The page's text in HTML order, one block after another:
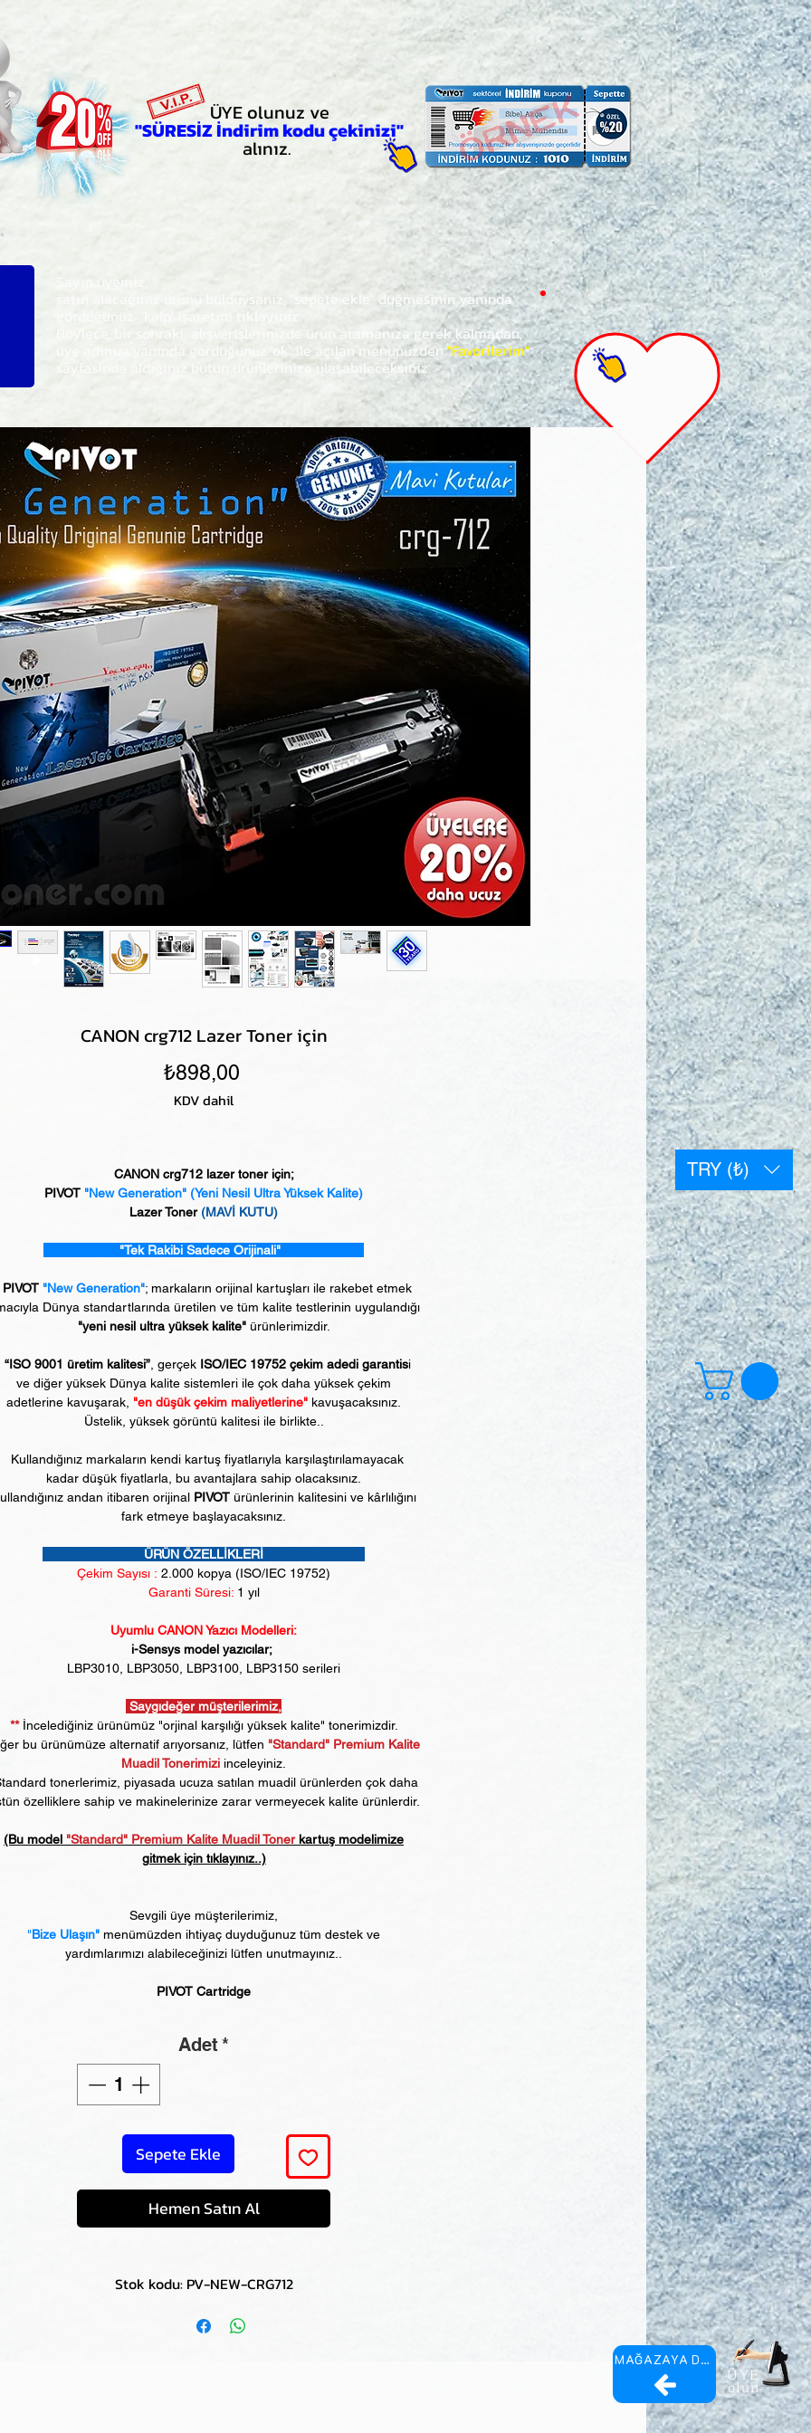
TRY (₺)
ÜYE olunuz ve
"SÜRESİZ İndirim kodu çekinizi"
alınız.
Sayın üyemiz,
satın alacağınız ürünü bulduysanız, "sepete ekle" düğmesinin yanında
gördüğünüz 'kalp' işaretini tıklayınız.
bir sonraki alışverişlerinizde ürün aramanıza gerek kalmadan,
üye adınızı yanında gördüğünüz 'ok' ile açılan menünüzden"Favorilerim"
sayfasında aldığınız bütün ürünlerinize ulaşabileceksiniz.
CANON crg712 Lazer Toner için
₺898,00Fiyat
KDV dahil
CANON crg712 lazer toner için;
PIVOT "New Generation" (Yeni Nesil Ultra Yüksek Kalite)
Lazer Toner(MAVİ KUTU)
"Tek Rakibi Sadece Orijinali"
PIVOT "New Generation"; markaların orijinal kartuşları ile rakebet etmek
Dünya standartlarında üretilen ve tüm kalite testlerinin uygulandığı
"yeni nesil ultra yüksek kalite"ürünlerimizdir.
“ISO 9001 üretim kalitesi”, gerçekISO/IEC 19752 çekim adedi garantisi
ve diğer yüksek Dünya kalite sistemleri ile çok daha yüksek çekim
adetlerine kavuşarak, "en düşük çekim maliyetlerine" kavuşacaksınız.
Üstelik, yüksek görüntü kalitesi ile birlikte..
Kullandığınız markaların kendi kartuş fiyatlarıyla karşılaştırılamayacak
kadar düşük fiyatlarla, bu avantajlara sahip olacaksınız.
andan itibaren orijinal PIVOTürünlerinin kalitesini ve kârlılığını
fark etmeye başlayacaksınız.
ÜRÜN ÖZELLİKLERİ
Çekim Sayısı : 2 .000 kopya (ISO/IEC 19752)
Garanti Süresi:1 yıl
Uyumlu CANON Yazıcı Modelleri:
i-Sensys model yazıcılar;
LBP3010, LBP3050, LBP3100, LBP3150 serileri
Saygıdeğer müşterilerimiz,
** İncelediğiniz ürünümüz "orjinal karşılığı yüksek kalite" tonerimizdir.
bu ürünümüze alternatif arıyorsanız, lütfen "Standard" Premium Kalite
Muadil Tonerimizi inceleyiniz.
tonerlerimiz, piyasada ucuza satılan muadil ürünlerden çok daha
özelliklere sahip ve makinelerinize zarar vermeyecek kalite ürünlerdir.
(Bu model "Standard" Premium Kalite Muadil Tonerkartuş modelimize
gitmek için tıklayınız..)
Sevgili üye müşterilerimiz,
"Bize Ulaşın" menümüzden ihtiyaç duyduğunuz tüm destek ve
yardımlarımızı alabileceğinizi lütfen unutmayınız..
PIVOT Cartridge
Adet*
Sepete Ekle
Hemen Satın Al
Stok kodu: PV-NEW-CRG712
MAĞAZAYA DÖN
ÜYE
olun